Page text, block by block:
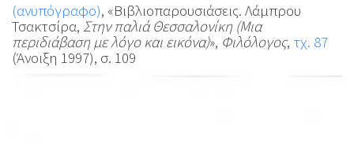
(ανυπόγραφο), «Βιβλιοπαρουσιάσεις. Λάμπρου
Τσακτσίρα, Στην παλιά Θεσσαλονίκη (Μια
περιδιάβαση με λόγο και εικόνα)», Φιλόλογος, τχ. 87
(Άνοιξη 1997), σ. 109